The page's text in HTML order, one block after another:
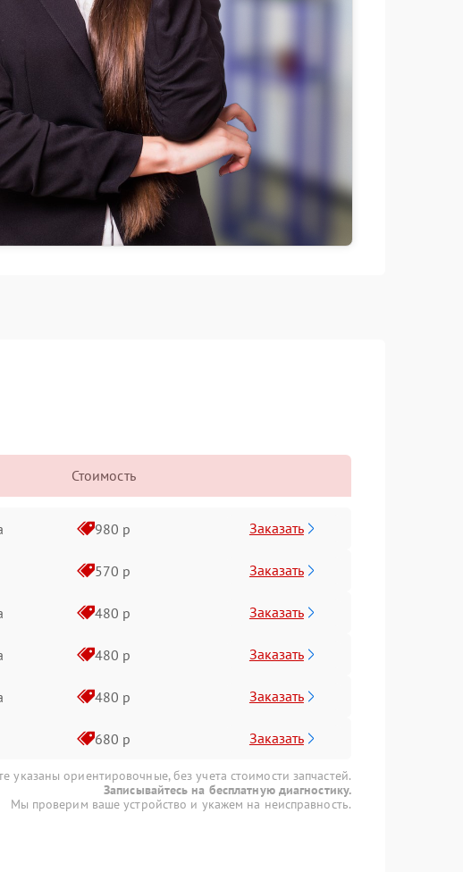
Стоимость
980 р Заказать
570 р Заказать
480 р Заказать
480 р Заказать
480 р Заказать
680 р Заказать
указаны ориентировочные, без учета стоимости запчастей.
Записывайтесь на бесплатную диагностику.
Мы проверим ваше устройство и укажем на неисправность.